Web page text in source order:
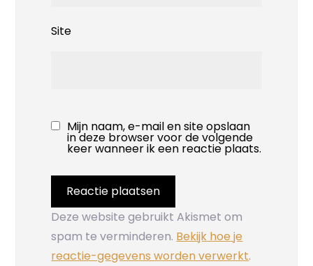
Site
Mijn naam, e-mail en site opslaan
in deze browser voor de volgende
keer wanneer ik een reactie plaats.
Deze website gebruikt Akismet om
spam te verminderen. Bekijk hoe je
reactie-gegevens worden verwerkt.